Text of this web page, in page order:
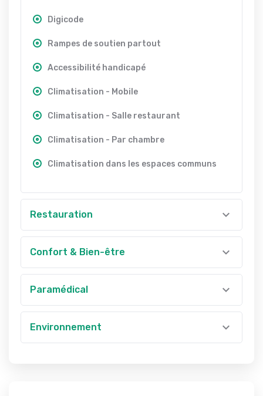
Digicode
Rampes de soutien partout
Accessibilité handicapé
Climatisation - Mobile
Climatisation - Salle restaurant
Climatisation - Par chambre
Climatisation dans les espaces communs
Restauration
Confort & Bien-être
Paramédical
Environnement